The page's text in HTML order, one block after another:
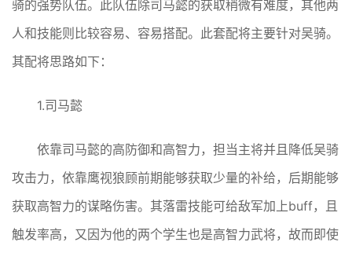
骑的强势队伍。此队伍除司马懿的获取稍微有难度，其他两
人和技能则比较容易、容易搭配。此套配将主要针对吴骑。
其配将思路如下：
1.司马懿
依靠司马懿的高防御和高智力，担当主将并且降低吴骑
攻击力，依靠鹰视狼顾前期能够获取少量的补给，后期能够
获取高智力的谋略伤害。其落雷技能可给敌军加上buff，且
触发率高，又因为他的两个学生也是高智力武将，故而即使